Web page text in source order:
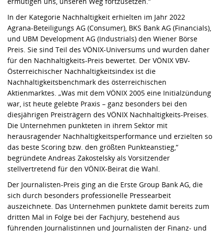
In der Kategorie Nachhaltigkeit erhielten im Jahr 2022
Agrana-Beteiligungs AG (Consumer), BKS Bank AG (Financials),
und UBM Development AG (Industrials) den Wiener Börse
Preis. Sie sind Teil des VÖNIX-Universums und wurden daher
für den Nachhaltigkeits-Preis bewertet. Der VÖNIX VBV-
Österreichischer Nachhaltigkeitsindex ist die
Nachhaltigkeitsbenchmark des österreichischen
Aktienmarktes. „Was mit dem VÖNIX 2005 eine Initialzündung
war, ist heute gelebte Praxis – ganz besonders bei den
diesjährigen Preisträgern des VÖNIX Nachhaltigkeits-Preises.
Die Unternehmen punkteten in ihrem Sektor mit
herausragender Nachhaltigkeitsperformance und erzielten so
das beste Scoring bzw. den größten Punkteanstieg,“
begründete Andreas Zakostelsky als Vorsitzender
stellvertretend für den VÖNIX-Beirat die Wahl.
Der Journalisten-Preis ging an die Erste Group Bank AG, die
sich durch besonders professionelle Pressearbeit
auszeichnete. Das Unternehmen punktete damit bereits zum
dritten Mal in Folge bei der Fachjury, bestehend aus
führenden Journalistinnen und Journalisten der Finanz- und